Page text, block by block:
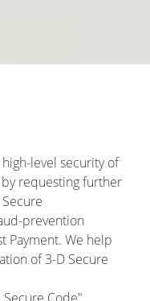
level security of
requesting further
prevention
Payment. We help
of 3-D Secure
Code"